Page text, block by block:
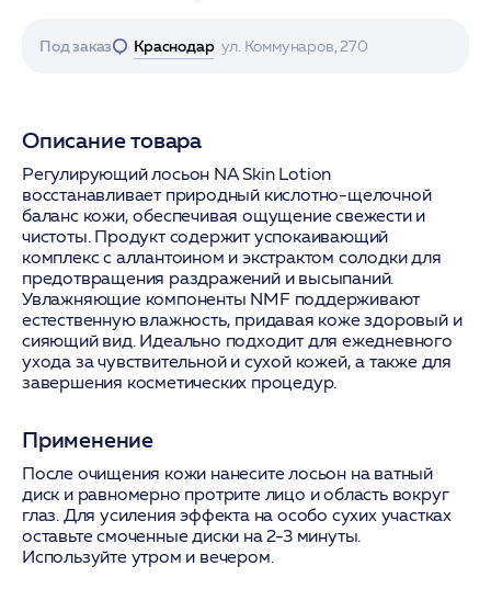
Под заказ Краснодар ул. Коммунаров, 270
Описание товара
Регулирующий лосьон NA Skin Lotion
восстанавливает природный кислотно-щелочной
баланс кожи, обеспечивая ощущение свежести и
чистоты. Продукт содержит успокаивающий
комплекс с аллантоином и экстрактом солодки для
предотвращения раздражений и высыпаний.
Увлажняющие компоненты NMF поддерживают
естественную влажность, придавая коже здоровый и
сияющий вид. Идеально подходит для ежедневного
ухода за чувствительной и сухой кожей, а также для
завершения косметических процедур.
Применение
После очищения кожи нанесите лосьон на ватный
диск и равномерно протрите лицо и область вокруг
глаз. Для усиления эффекта на особо сухих участках
оставьте смоченные диски на 2-3 минуты.
Используйте утром и вечером.